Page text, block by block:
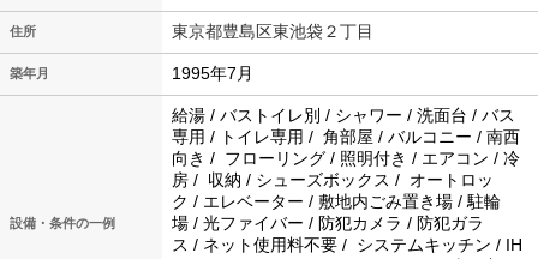
住所 東京都豊島区東池袋２丁目
築年月 1995年7月
設備・条件の一例
給湯 / バストイレ別 / シャワー / 洗面台 / バス
専用 / トイレ専用 / 角部屋 / バルコニー / 南西
向き / フローリング / 照明付き / エアコン / 冷
房 / 収納 / シューズボックス / オートロッ
ク / エレベーター / 敷地内ごみ置き場 / 駐輪
場 / 光ファイバー / 防犯カメラ / 防犯ガラ
ス / ネット使用料不要 / システムキッチン / IH